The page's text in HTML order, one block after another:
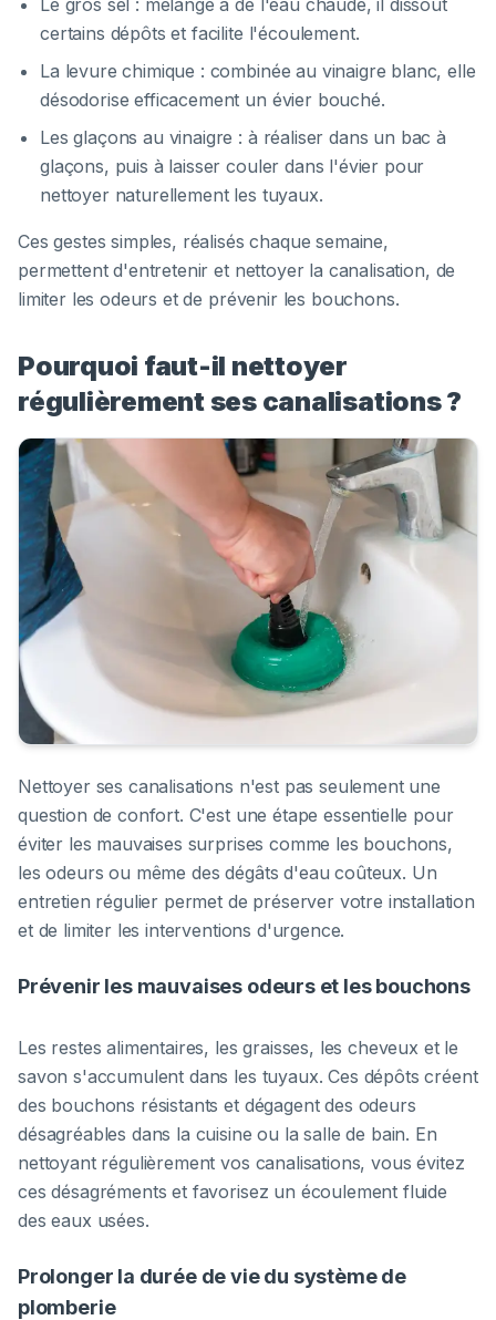
certains dépôts et facilite l'écoulement.
La levure chimique : combinée au vinaigre blanc, elle
désodorise efficacement un évier bouché.
Les glaçons au vinaigre : à réaliser dans un bac à
glaçons, puis à laisser couler dans l'évier pour
nettoyer naturellement les tuyaux.
Ces gestes simples, réalisés chaque semaine,
permettent d'entretenir et nettoyer la canalisation, de
limiter les odeurs et de prévenir les bouchons.
Pourquoi faut-il nettoyer
régulièrement ses canalisations ?
Nettoyer ses canalisations n'est pas seulement une
question de confort. C'est une étape essentielle pour
éviter les mauvaises surprises comme les bouchons,
les odeurs ou même des dégâts d'eau coûteux. Un
entretien régulier permet de préserver votre installation
et de limiter les interventions d'urgence.
Prévenir les mauvaises odeurs et les bouchons
Les restes alimentaires, les graisses, les cheveux et le
savon s'accumulent dans les tuyaux. Ces dépôts créent
des bouchons résistants et dégagent des odeurs
désagréables dans la cuisine ou la salle de bain. En
nettoyant régulièrement vos canalisations, vous évitez
ces désagréments et favorisez un écoulement fluide
des eaux usées.
Prolonger la durée de vie du système de
plomberie